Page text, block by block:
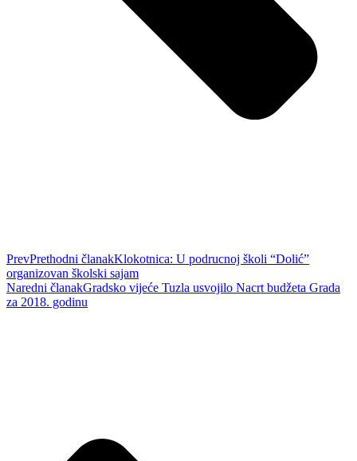
PrevPrethodni članakKlokotnica: U podrucnoj školi “Dolić”
organizovan školski sajam
Naredni članakGradsko vijeće Tuzla usvojilo Nacrt budžeta Grada
za 2018. godinu